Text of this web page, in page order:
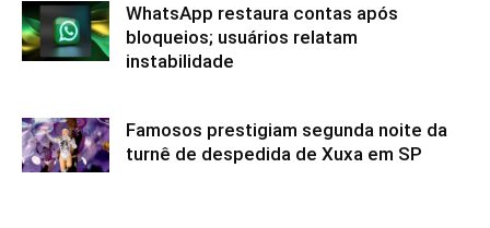
WhatsApp restaura contas após
bloqueios; usuários relatam
instabilidade
Famosos prestigiam segunda noite da
turnê de despedida de Xuxa em SP